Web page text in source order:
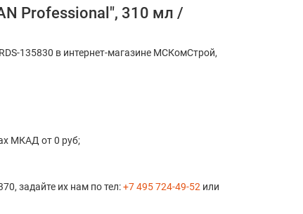
Professional", 310 мл /
135830 в интернет-магазине МСКомСтрой,
МКАД от 0 руб;
задайте их нам по тел:+7 495 724-49-52 или